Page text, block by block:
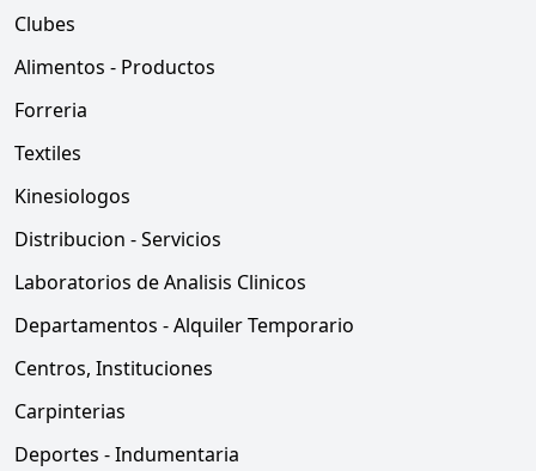
Clubes
Alimentos - Productos
Forreria
Textiles
Kinesiologos
Distribucion - Servicios
Laboratorios de Analisis Clinicos
Departamentos - Alquiler Temporario
Centros, Instituciones
Carpinterias
Deportes - Indumentaria